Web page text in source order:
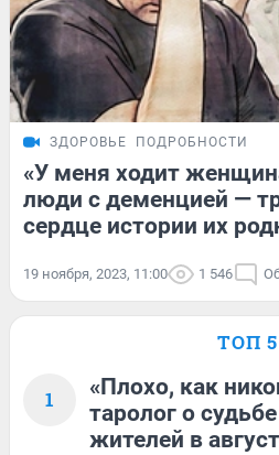
ЗДОРОВЬЕ ПОДРОБНОСТИ
«У меня ходит
люди с деменцией —
сердце истории их
19 ноября, 2023, 11:00 1 546
ТОП 5
1
«Плохо, как
таролог о
жителей в